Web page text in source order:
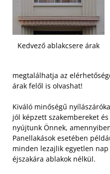
Kedvező ablakcsere árak
megtalálhatja az
árak felől is olvashat!
Kiváló minőségű
jól képzett szakembereket
nyújtunk Önnek,
Panellakások esetében
minden lezajlik egyetlen
éjszakára ablakok nélkül.